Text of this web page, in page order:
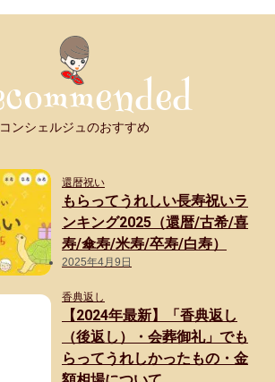
コンシェルジュのおすすめ
還暦祝い
もらってうれしい長寿祝いラ
ンキング2025（還暦/古希/喜
寿/傘寿/米寿/卒寿/白寿）
2025年4月9日
香典返し
【2024年最新】「香典返し
（後返し）・会葬御礼」でも
らってうれしかったもの・金